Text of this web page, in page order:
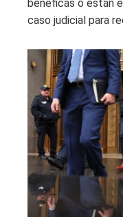
benéficas o están
caso judicial para